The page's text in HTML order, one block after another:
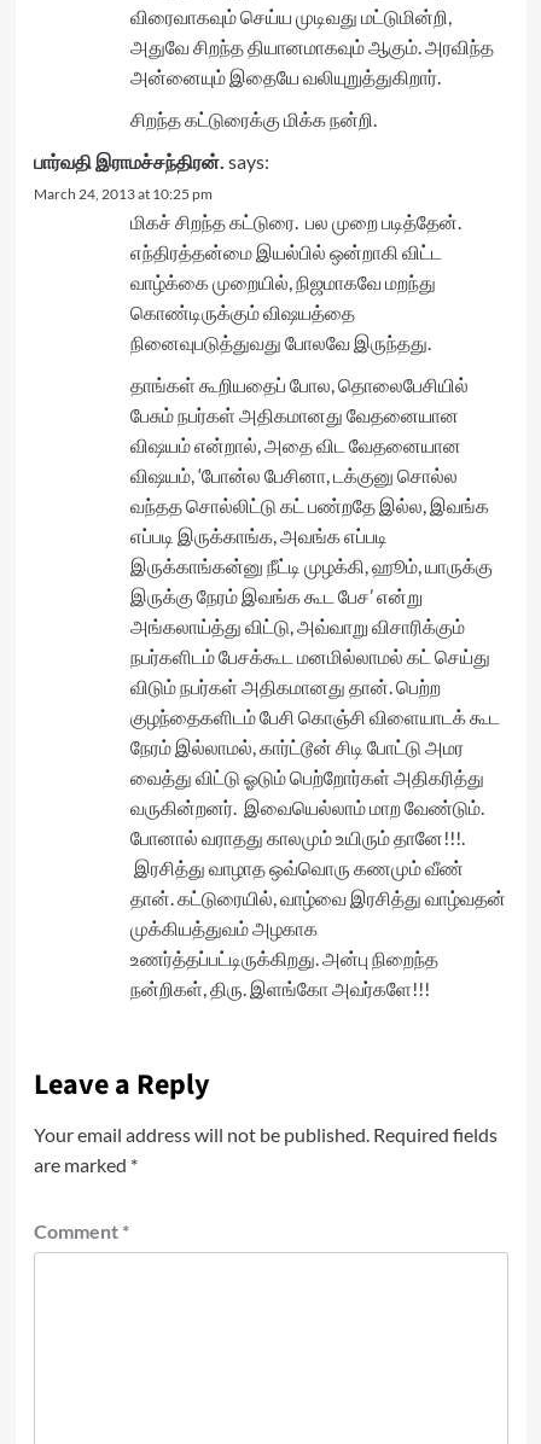
விரைவாகவும் செய்ய முடிவது மட்டுமின்றி,
அதுவே சிறந்த தியானமாகவும் ஆகும். அரவிந்த
அன்னையும் இதையே வலியுறுத்துகிறார்.
சிறந்த கட்டுரைக்கு மிக்க நன்றி.
பார்வதி இராமச்சந்திரன். says:
March 24, 2013 at 10:25 pm
மிகச் சிறந்த கட்டுரை. பல முறை படித்தேன்.
எந்திரத்தன்மை இயல்பில் ஒன்றாகி விட்ட
வாழ்க்கை முறையில், நிஜமாகவே மறந்து
கொண்டிருக்கும் விஷ‌யத்தை
நினைவுபடுத்துவது போலவே இருந்தது.
தாங்கள் கூறியதைப் போல, தொலைபேசியில்
பேசும் நபர்கள் அதிகமானது வேதனையான
விஷயம் என்றால், அதை விட வேதனையான
விஷயம், ‘போன்ல பேசினா, டக்குனு சொல்ல
வந்தத சொல்லிட்டு கட் பண்றதே இல்ல, இவங்க
எப்படி இருக்காங்க, அவங்க எப்படி
இருக்காங்கன்னு நீட்டி முழக்கி, ஹூம், யாருக்கு
இருக்கு நேரம் இவங்க கூட பேச’ என்று
அங்கலாய்த்து விட்டு, அவ்வாறு விசாரிக்கும்
நபர்களிடம் பேசக்கூட மனமில்லாமல் கட் செய்து
விடும் நபர்கள் அதிகமானது தான். பெற்ற
குழந்தைகளிடம் பேசி கொஞ்சி விளையாடக் கூட
நேரம் இல்லாமல், கார்ட்டூன் சிடி போட்டு அமர
வைத்து விட்டு ஓடும் பெற்றோர்கள் அதிகரித்து
வருகின்றனர். இவையெல்லாம் மாற வேண்டும்.
போனால் வராதது காலமும் உயிரும் தானே!!!.
இரசித்து வாழாத ஒவ்வொரு கணமும் வீண்
தான். கட்டுரையில், வாழ்வை இரசித்து வாழ்வதன்
முக்கியத்துவம் அழகாக
உணர்த்தப்பட்டிருக்கிறது. அன்பு நிறைந்த
நன்றிகள், திரு. இளங்கோ அவர்களே!!!
Leave a Reply
Your email address will not be published. Required fields
are marked *
Comment *